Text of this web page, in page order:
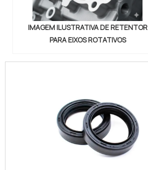
IMAGEM ILUSTRATIVA DE RETENTOR
PARA EIXOS ROTATIVOS